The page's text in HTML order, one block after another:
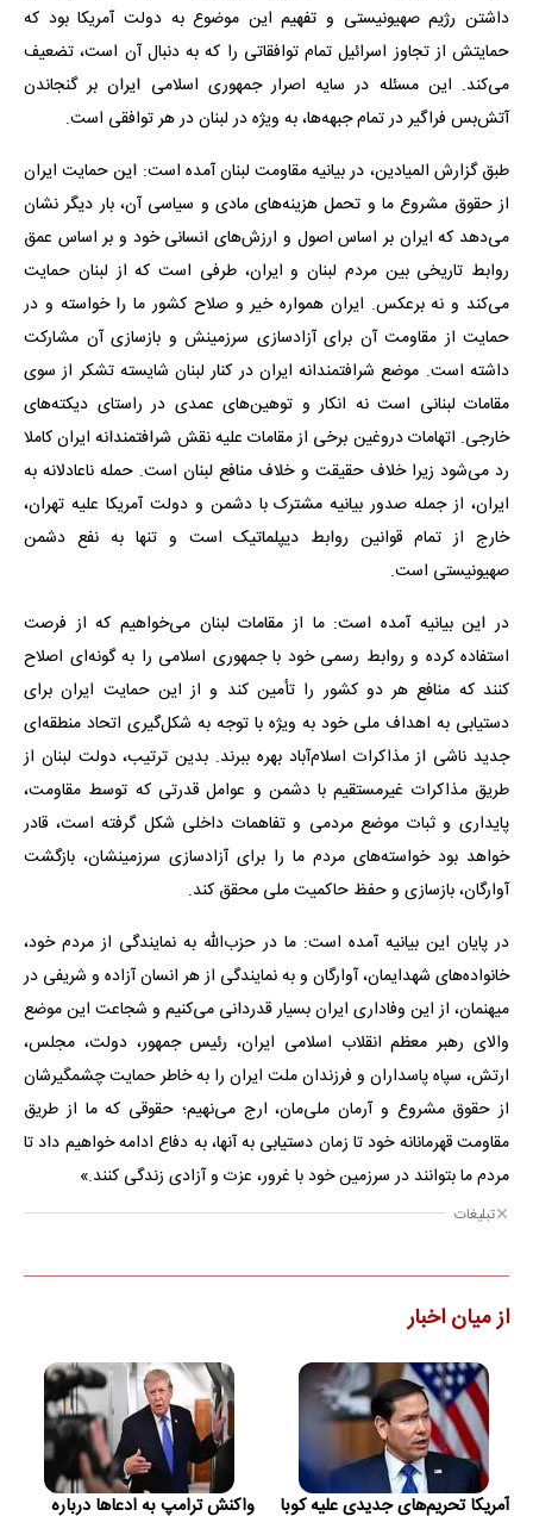
داشتن رژیم صهیونیستی و تفهیم این موضوع به دولت آمریکا بود که
حمایتش از تجاوز اسرائیل تمام توافقاتی را که به دنبال آن است، تضعیف
می‌کند. این مسئله در سایه اصرار جمهوری اسلامی ایران بر گنجاندن
آتش‌بس فراگیر در تمام جبهه‌ها، به ویژه در لبنان در هر توافقی است.
طبق گزارش المیادین، در بیانیه مقاومت لبنان آمده است: این حمایت ایران
از حقوق مشروع ما و تحمل هزینه‌های مادی و سیاسی آن، بار دیگر نشان
می‌دهد که ایران بر اساس اصول و ارزش‌های انسانی خود و بر اساس عمق
روابط تاریخی بین مردم لبنان و ایران، طرفی است که از لبنان حمایت
می‌کند و نه برعکس. ایران همواره خیر و صلاح کشور ما را خواسته و در
حمایت از مقاومت آن برای آزادسازی سرزمینش و بازسازی آن مشارکت
داشته است. موضع شرافتمندانه ایران در کنار لبنان شایسته تشکر از سوی
مقامات لبنانی است نه انکار و توهین‌های عمدی در راستای دیکته‌های
خارجی. اتهامات دروغین برخی از مقامات علیه نقش شرافتمندانه ایران کاملا
رد می‌شود زیرا خلاف حقیقت و خلاف منافع لبنان است. حمله ناعادلانه به
ایران، از جمله صدور بیانیه مشترک با دشمن و دولت آمریکا علیه تهران،
خارج از تمام قوانین روابط دیپلماتیک است و تنها به نفع دشمن
صهیونیستی است.
در این بیانیه آمده است: ما از مقامات لبنان می‌خواهیم که از فرصت
استفاده کرده و روابط رسمی خود با جمهوری اسلامی را به گونه‌ای اصلاح
کنند که منافع هر دو کشور را تأمین کند و از این حمایت ایران برای
دستیابی به اهداف ملی خود به ویژه با توجه به شکل‌گیری اتحاد منطقه‌ای
جدید ناشی از مذاکرات اسلام‌آباد بهره ببرند. بدین ترتیب، دولت لبنان از
طریق مذاکرات غیرمستقیم با دشمن و عوامل قدرتی که توسط مقاومت،
پایداری و ثبات موضع مردمی و تفاهمات داخلی شکل گرفته است، قادر
خواهد بود خواسته‌های مردم ما را برای آزادسازی سرزمینشان، بازگشت
آوارگان، بازسازی و حفظ حاکمیت ملی محقق کند.
در پایان این بیانیه آمده است: ما در حزب‌الله به نمایندگی از مردم خود،
خانواده‌های شهدایمان، آوارگان و به نمایندگی از هر انسان آزاده و شریفی در
میهنمان، از این وفاداری ایران بسیار قدردانی می‌کنیم و شجاعت این موضع
والای رهبر معظم انقلاب اسلامی ایران، رئیس جمهور، دولت، مجلس،
ارتش، سپاه پاسداران و فرزندان ملت ایران را به خاطر حمایت چشمگیرشان
از حقوق مشروع و آرمان ملی‌مان، ارج می‌نهیم؛ حقوقی که ما از طریق
مقاومت قهرمانانه خود تا زمان دستیابی به آنها، به دفاع ادامه خواهیم داد تا
مردم ما بتوانند در سرزمین خود با غرور، عزت و آزادی زندگی کنند.»
تبلیغات
از میان اخبار
آمریکا تحریم‌های جدیدی علیه کوبا واکنش ترامپ به ادعاها درباره